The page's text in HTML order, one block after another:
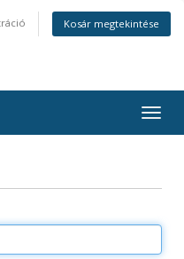
Kosár megtekintése